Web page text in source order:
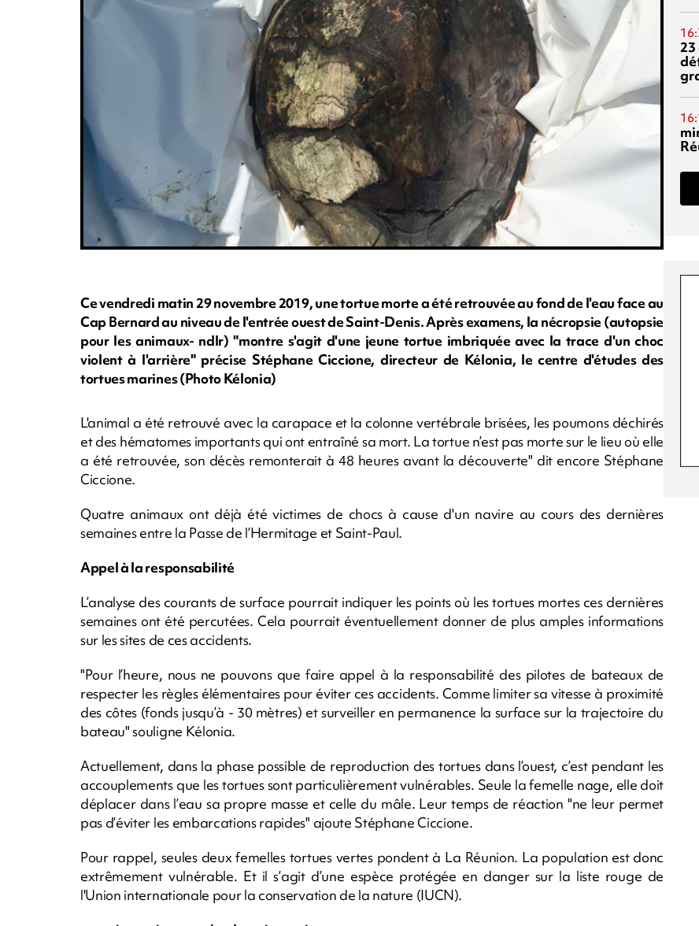
Ce vendredi matin 29 novembre 2019, une tortue morte a été retrouvée au fond de l'eau face au
Cap Bernard au niveau de l'entrée ouest de Saint-Denis. Après examens, la nécropsie (autopsie
pour les animaux- ndlr) "montre s'agit d'une jeune tortue imbriquée avec la trace d'un choc
violent à l'arrière" précise Stéphane Ciccione, directeur de Kélonia, le centre d'études des
tortues marines (Photo Kélonia)
L'animal a été retrouvé avec la carapace et la colonne vertébrale brisées, les poumons déchirés
et des hématomes importants qui ont entraîné sa mort. La tortue n’est pas morte sur le lieu où elle
a été retrouvée, son décès remonterait à 48 heures avant la découverte" dit encore Stéphane
Ciccione.
Quatre animaux ont déjà été victimes de chocs à cause d'un navire au cours des dernières
semaines entre la Passe de l’Hermitage et Saint-Paul.
Appel à la responsabilité
L’analyse des courants de surface pourrait indiquer les points où les tortues mortes ces dernières
semaines ont été percutées. Cela pourrait éventuellement donner de plus amples informations
sur les sites de ces accidents.
"Pour l’heure, nous ne pouvons que faire appel à la responsabilité des pilotes de bateaux de
respecter les règles élémentaires pour éviter ces accidents. Comme limiter sa vitesse à proximité
des côtes (fonds jusqu’à - 30 mètres) et surveiller en permanence la surface sur la trajectoire du
bateau" souligne Kélonia.
Actuellement, dans la phase possible de reproduction des tortues dans l’ouest, c’est pendant les
accouplements que les tortues sont particulièrement vulnérables. Seule la femelle nage, elle doit
déplacer dans l’eau sa propre masse et celle du mâle. Leur temps de réaction "ne leur permet
pas d’éviter les embarcations rapides" ajoute Stéphane Ciccione.
Pour rappel, seules deux femelles tortues vertes pondent à La Réunion. La population est donc
extrêmement vulnérable. Et il s’agit d’une espèce protégée en danger sur la liste rouge de
l'Union internationale pour la conservation de la nature (IUCN).